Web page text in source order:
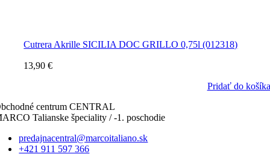
Cutrera Akrille SICILIA DOC GRILLO 0,75l (012318)
13,90€
Pridať do košíka
centrum CENTRAL
Talianske špeciality / -1. poschodie
predajnacentral@marcoitaliano.sk
+421 911 597 366